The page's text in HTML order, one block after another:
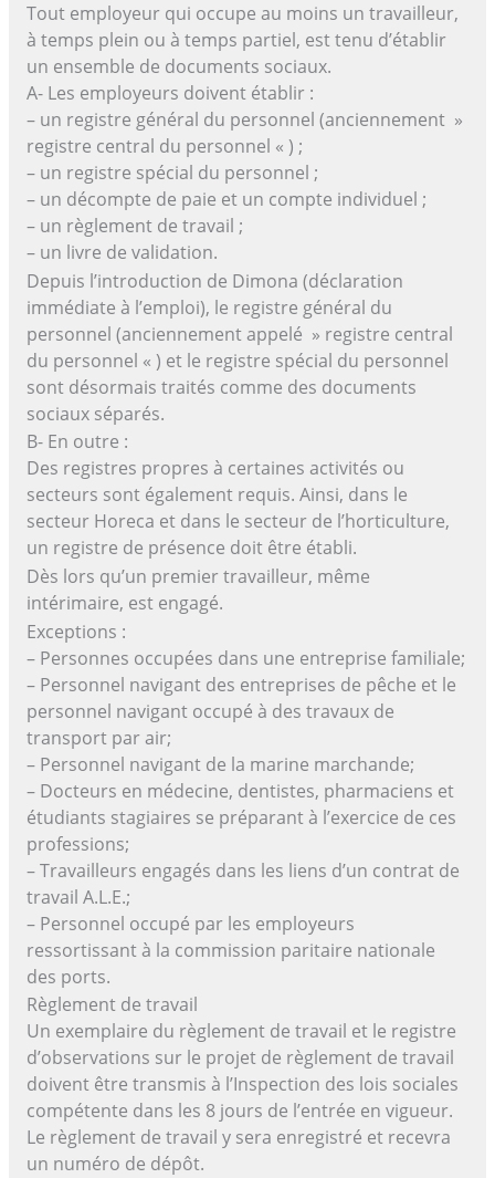
Tout employeur qui occupe au moins un travailleur,
à temps plein ou à temps partiel, est tenu d’établir
un ensemble de documents sociaux.
A- Les employeurs doivent établir :
– un registre général du personnel (anciennement »
registre central du personnel « ) ;
– un registre spécial du personnel ;
– un décompte de paie et un compte individuel ;
– un règlement de travail ;
– un livre de validation.
Depuis l’introduction de Dimona (déclaration
immédiate à l’emploi), le registre général du
personnel (anciennement appelé » registre central
du personnel « ) et le registre spécial du personnel
sont désormais traités comme des documents
sociaux séparés.
B- En outre :
Des registres propres à certaines activités ou
secteurs sont également requis. Ainsi, dans le
secteur Horeca et dans le secteur de l’horticulture,
un registre de présence doit être établi.
Dès lors qu’un premier travailleur, même
intérimaire, est engagé.
Exceptions :
– Personnes occupées dans une entreprise familiale;
– Personnel navigant des entreprises de pêche et le
personnel navigant occupé à des travaux de
transport par air;
– Personnel navigant de la marine marchande;
– Docteurs en médecine, dentistes, pharmaciens et
étudiants stagiaires se préparant à l’exercice de ces
professions;
– Travailleurs engagés dans les liens d’un contrat de
travail A.L.E.;
– Personnel occupé par les employeurs
ressortissant à la commission paritaire nationale
des ports.
Règlement de travail
Un exemplaire du règlement de travail et le registre
d’observations sur le projet de règlement de travail
doivent être transmis à l’Inspection des lois sociales
compétente dans les 8 jours de l’entrée en vigueur.
Le règlement de travail y sera enregistré et recevra
un numéro de dépôt.